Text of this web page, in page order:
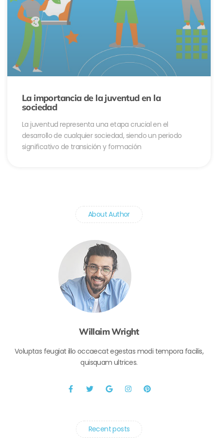
La importancia de la juventud en la
sociedad
La juventud representa una etapa crucial en el
desarrollo de cualquier sociedad, siendo un periodo
significativo de transición y formación
About Author
Willaim Wright
Voluptas feugiat illo occaecat egestas modi tempora facilis,
quisquam ultrices.
Recent posts